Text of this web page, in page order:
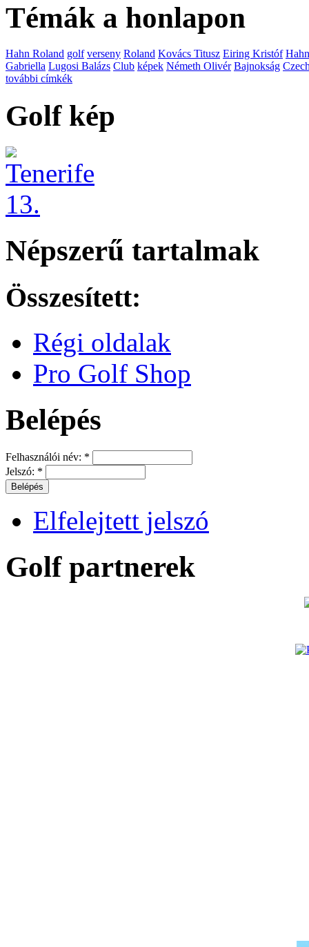
Témák a honlapon
Hahn Roland golf verseny Roland Kovács Titusz Eiring Kristóf Hahn
Gabriella Lugosi Balázs Club képek Németh Olivér Bajnokság
további címkék
Golf kép
Népszerű tartalmak
Összesített:
Régi oldalak
Pro Golf Shop
Belépés
Felhasználói név: *
Jelszó: *
Elfelejtett jelszó
Golf partnerek